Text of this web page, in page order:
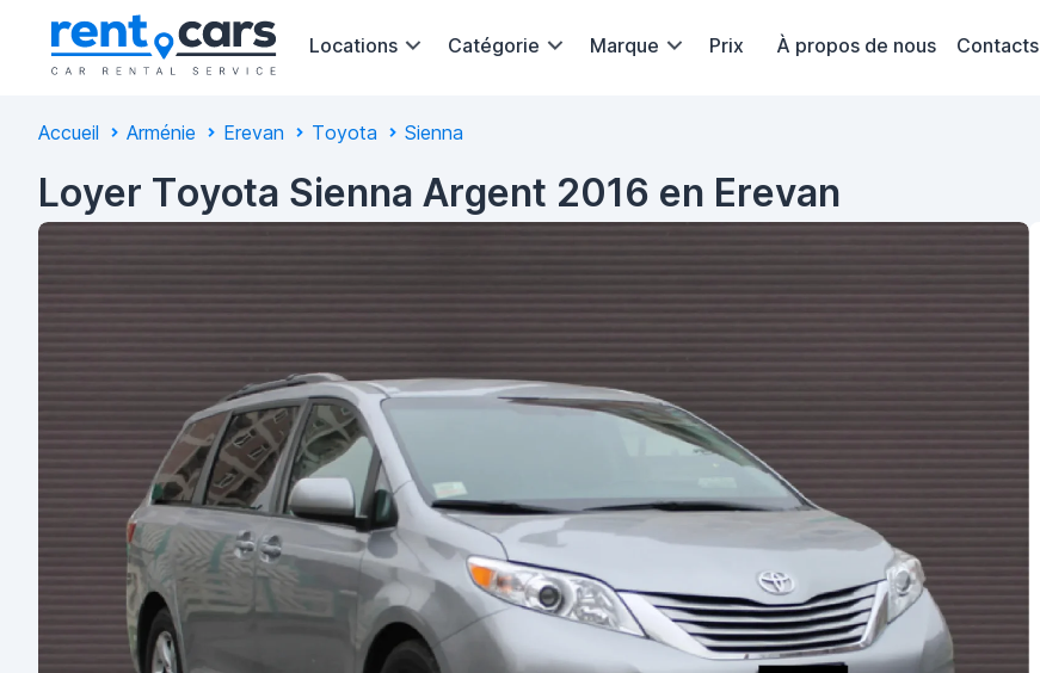
Locations Catégorie Marque Prix À propos de nous Contacts
Accueil Arménie Erevan Toyota Sienna
Loyer Toyota Sienna Argent 2016 en Erevan